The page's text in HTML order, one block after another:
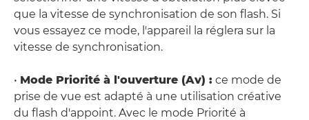
que la vitesse de synchronisation de son flash. Si
vous essayez ce mode, l'appareil la réglera sur la
vitesse de synchronisation.
• Mode Priorité à l'ouverture (Av) : ce mode de
prise de vue est adapté à une utilisation créative
du flash d'appoint. Avec le mode Priorité à